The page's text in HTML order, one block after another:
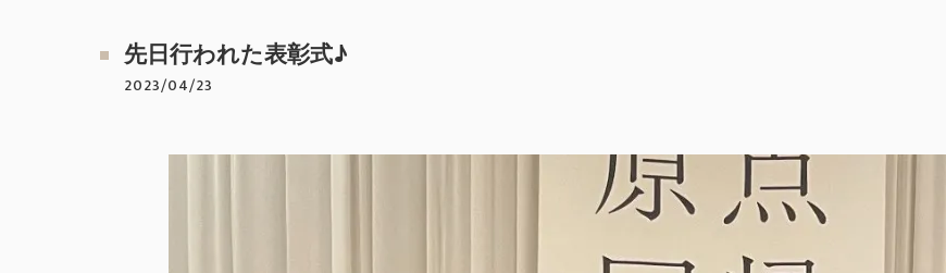
先日行われた表彰式♪
2023/04/23